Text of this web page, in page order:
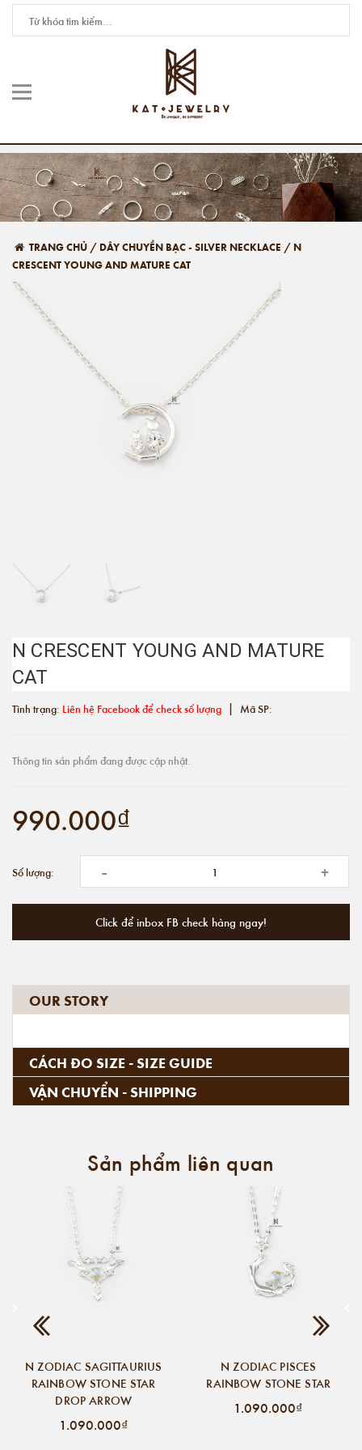
TRANG CHỦ / DÂY CHUYỀN BẠC - SILVER NECKLACE / N
CRESCENT YOUNG AND MATURE CAT
N CRESCENT YOUNG AND MATURE
CAT
Tình trạng: Liên hệ Facebook để check số lượng | Mã SP:
Thông tin sản phẩm đang được cập nhật.
990.000₫
Số lượng: - +
Click để inbox FB check hàng ngay!
OUR STORY
CÁCH ĐO SIZE - SIZE GUIDE
VẬN CHUYỂN - SHIPPING
Sản phẩm liên quan
N ZODIAC SAGITTAURIUS
RAINBOW STONE STAR
DROP ARROW
1.090.000₫
N ZODIAC PISCES
RAINBOW STONE STAR
1.090.000₫